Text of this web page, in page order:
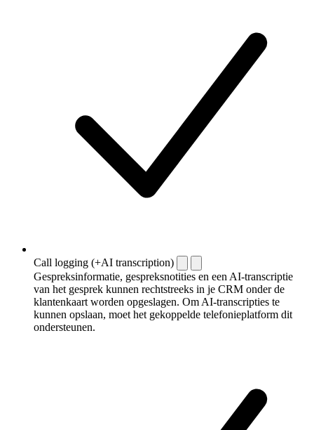
Call logging (+AI transcription)
Gespreksinformatie, gespreksnotities en een AI-transcriptie
van het gesprek kunnen rechtstreeks in je CRM onder de
klantenkaart worden opgeslagen. Om AI-transcripties te
kunnen opslaan, moet het gekoppelde telefonieplatform dit
ondersteunen.